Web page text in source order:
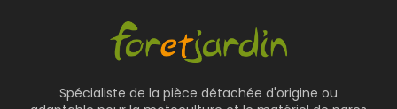
Spécialiste de la pièce détachée d'origine ou